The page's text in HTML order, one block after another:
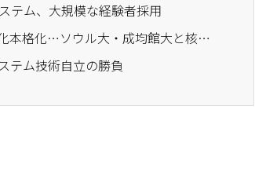
テム、大規模な経験者採用
· ハンファシステム、国防半導体の国産化本格化…ソウル大・成均館大と核心チップを共同開発
テム技術自立の勝負